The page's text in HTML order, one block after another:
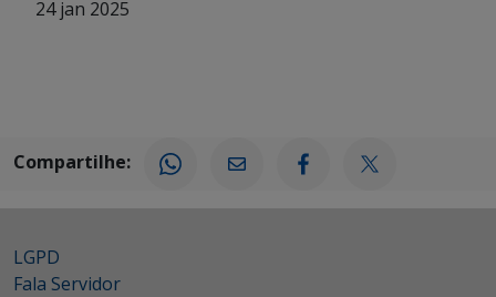
24 jan 2025
Compartilhe:
LGPD
Fala Servidor